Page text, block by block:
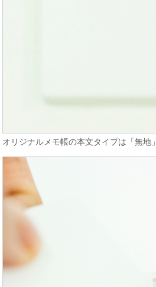
オリジナルメモ帳の本文タイプは「無地」